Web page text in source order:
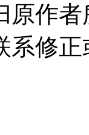
原作
修正